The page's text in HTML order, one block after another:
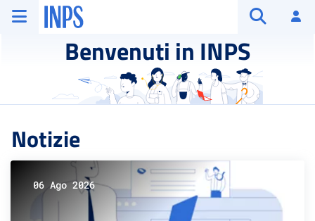
Vai al menu principale
Vai al contenuto principale
Vai al pie' di pagina
INPS ()
Benvenuti in INPS
Notizie
06 Ago 2026